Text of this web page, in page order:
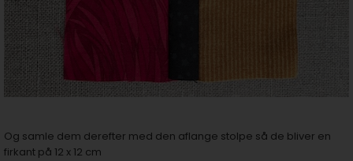
Og samle dem derefter med den aflange stolpe så de bliver en
firkant på 12 x 12 cm